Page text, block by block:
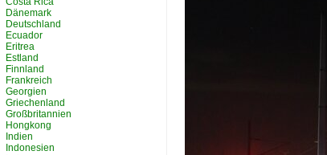
Dänemark
Deutschland
Ecuador
Eritrea
Estland
Finnland
Frankreich
Georgien
Griechenland
Großbritannien
Hongkong
Indien
Indonesien